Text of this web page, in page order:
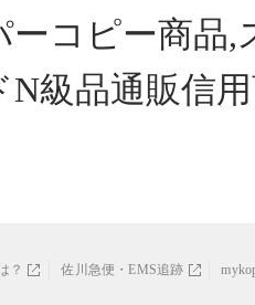
ーコピー商品
N級品通販信
？ 佐川急便・EMS追跡